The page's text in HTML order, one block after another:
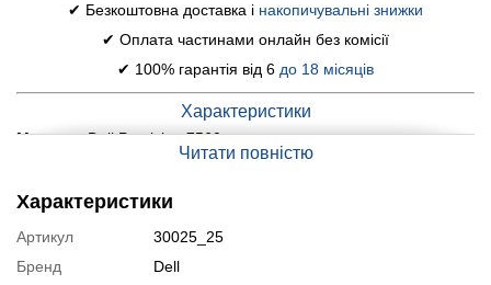
✔ Безкоштовна доставка і накопичувальні знижки
✔ Оплата частинами онлайн без комісії
✔ 100% гарантія від 6 до 18 місяців
Характеристики
Модель:Dell Precision 7560
Дисплей (діагональ, роздільна здатність, тип
Процесор:Intel Xeon W-11855M (6 (12) ядер по 3.2 - 4.9 GHz),
Оперативна пам'ять:
32 GB DDR4
Постійна пам'ять: 256 GB SSD
Читати повністю
Характеристики
Артикул
30025_25
Бренд
Dell